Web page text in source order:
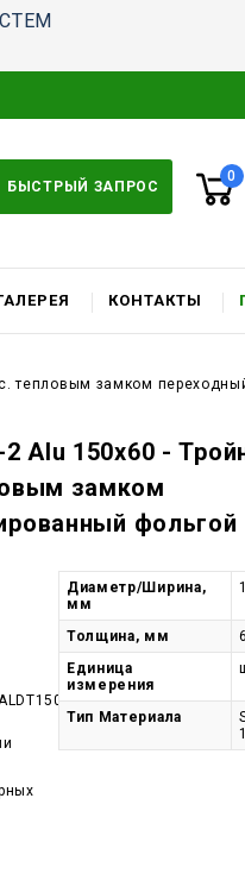
БЫСТРЫЙ ЗАПРОС
0
КОНТАКТЫ
тепловым замком
2 Alu 150x60 -
замком
фольгой
Диаметр/Ширина,
мм
Толщина, мм
Единица
измерения
Тип Материала